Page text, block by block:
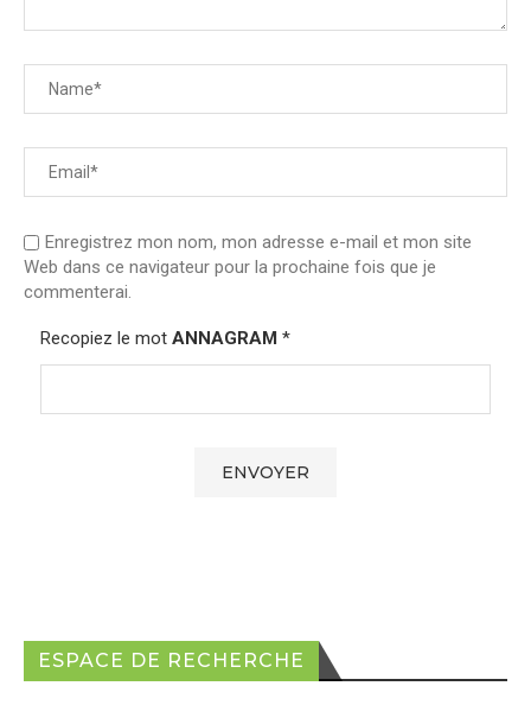
Enregistrez mon nom, mon adresse e-mail et mon site
Web dans ce navigateur pour la prochaine fois que je
commenterai.
Recopiez le mot ANNAGRAM *
ESPACE DE RECHERCHE